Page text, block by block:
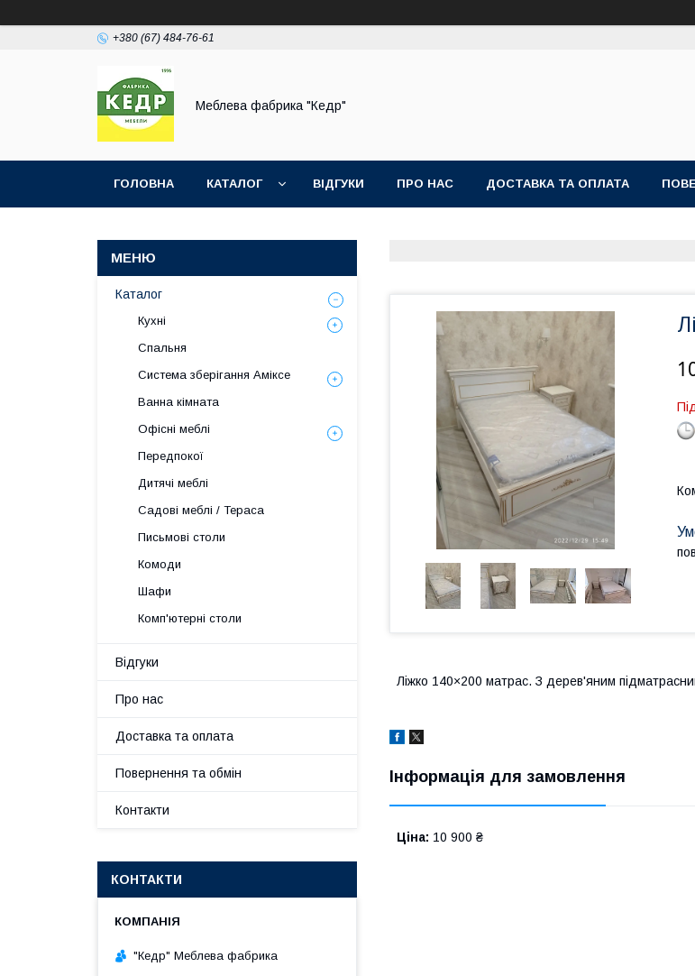
+380 (67) 484-76-61
Меблева фабрика "Кедр"
ГОЛОВНА КАТАЛОГ ВІДГУКИ ПРО НАС ДОСТАВКА ТА ОПЛАТА
Ліжко 140×200 матрас. З дерев'яним
Інформація для замовлення
Ціна: 10 900 ₴
Каталог
Кухні
Спальня
Система зберігання Аміксе
Ванна кімната
Офісні меблі
Передпокої
Дитячі меблі
Садові меблі / Тераса
Письмові столи
Комоди
Шафи
Комп'ютерні столи
Відгуки
Про нас
Доставка та оплата
Повернення та обмін
Контакти
КОНТАКТИ
"Кедр" Меблева фабрика